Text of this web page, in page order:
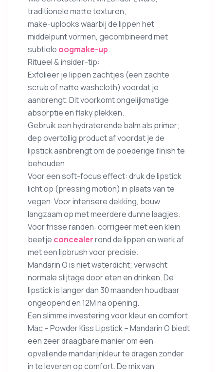
traditionele matte texturen;
make-uplooks waarbij de lippen het
middelpunt vormen, gecombineerd met
subtiele oogmake-up.
Ritueel & insider-tip:
Exfolieer je lippen zachtjes (een zachte
scrub of natte washcloth) voordat je
aanbrengt. Dit voorkomt ongelijkmatige
absorptie en flaky plekken.
Gebruik een hydraterende balm als primer;
dep overtollig product af voordat je de
lipstick aanbrengt om de poederige finish te
behouden.
Voor een soft-focus effect: druk de lipstick
licht op (pressing motion) in plaats van te
vegen. Voor intensere dekking, bouw
langzaam op met meerdere dunne laagjes.
Voor frisse randen: corrigeer met een klein
beetje concealerrond de lippen en werk af
met een lipbrush voor precisie.
Mandarin O is niet waterdicht; verwacht
normale slijtage door eten en drinken. De
lipstick is langer dan 30 maanden houdbaar
ongeopend en 12M na opening.
Een slimme investering voor kleur en comfort
Mac – Powder Kiss Lipstick – Mandarin O biedt
een zeer draagbare manier om een
opvallende mandarijnkleur te dragen zonder
in te leveren op comfort. De mix van